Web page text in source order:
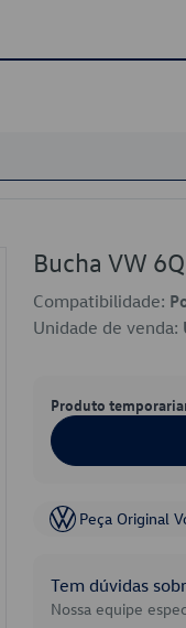
Bucha VW
Compatibilidade:
Unidade de venda:
Produto
Peça Original
Tem dúvidas
Nossa equipe